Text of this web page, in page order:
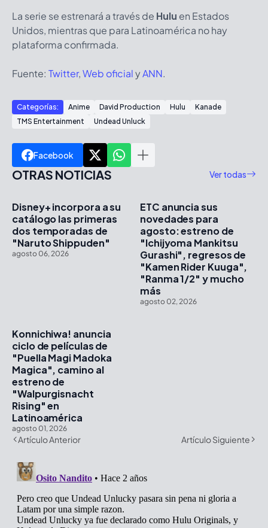
La serie se estrenará a través de Hulu en Estados
Unidos, mientras que para Latinoamérica no hay
plataforma confirmada.
Fuente: Twitter,Web oficialyANN.
Categorías: Anime David Production Hulu
Kanade
TMS Entertainment
Undead Unluck
Facebook
OTRAS NOTICIAS Ver todas
Disney+ incorpora a su
catálogo las primeras
dos temporadas de
"Naruto Shippuden"
agosto 06, 2026
ETC anuncia sus
novedades para
agosto: estreno de
"Ichijyoma Mankitsu
Gurashi", regresos de
"Kamen Rider Kuuga",
"Ranma 1/2" y mucho
más
agosto 02, 2026
Konnichiwa! anuncia
ciclo de películas de
"Puella Magi Madoka
Magica", camino al
estreno de
"Walpurgisnacht
Rising" en
Latinoamérica
agosto 01, 2026
Artículo Anterior Artículo Siguiente